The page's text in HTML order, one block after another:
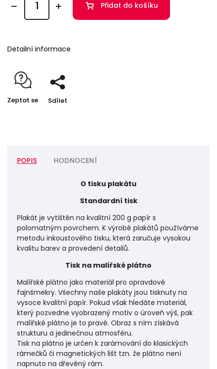
Přidat do košíku
Detailní informace
Zeptat se Sdílet
POPIS HODNOCENÍ
O tisku plakátu
Standardní tisk
Plakát je vytištěn na kvalitní 200 g papír s
polomatným povrchem. K výrobě plakátů používáme
metodu inkoustového tisku, která zaručuje vysokou
kvalitu barev a provedení detailů.
Tisk na malířské plátno
Malířské plátno jako materiál pro opravdové
fajnšmekry. Všechny naše plakáty jsou tisknuty na
vysoce kvalitní papír. Pokud však hledáte materiál,
který pozvedne vyobrazený motiv o úroveň výš, pak
malířské plátno je to pravé. Obraz s ním získává
strukturu a jedinečnou atmosféru.
Tisk na plátno je určen k zarámování do klasických
rámečků či magnetických lišt tzn. že plátno není
napnuto na dřevěný rám.